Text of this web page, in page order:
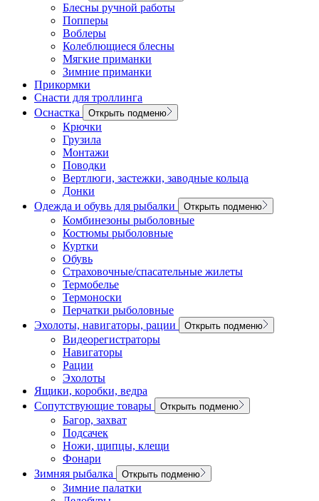
Блесны ручной работы
Попперы
Воблеры
Колеблющиеся блесны
Мягкие приманки
Зимние приманки
Прикормки
Снасти для троллинга
Оснастка
Открыть подменю
Крючки
Грузила
Монтажи
Поводки
Вертлюги, застежки, заводные кольца
Донки
Одежда и обувь для рыбалки
Открыть подменю
Комбинезоны рыболовные
Костюмы рыболовные
Куртки
Обувь
Страховочные/спасательные жилеты
Термобелье
Термоноски
Перчатки рыболовные
Эхолоты, навигаторы, рации
Открыть подменю
Видеорегистраторы
Навигаторы
Рации
Эхолоты
Ящики, коробки, ведра
Сопутствующие товары
Открыть подменю
Багор, захват
Подсачек
Ножи, щипцы, клещи
Фонари
Зимняя рыбалка
Открыть подменю
Зимние палатки